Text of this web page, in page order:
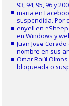
93, 94, 95, 96 y
maria en
suspendida. Por
enyell en
en Windows y
Juan Jose Corado
nombre en sus
Omar Raúl
bloqueada o